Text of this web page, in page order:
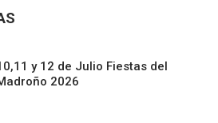
y 12 de Julio Fiestas del
2026